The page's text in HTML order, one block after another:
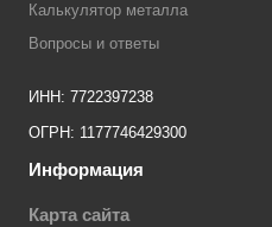
Калькулятор металла
Вопросы и ответы
ИНН: 7722397238
ОГРН: 1177746429300
Информация
Карта сайта